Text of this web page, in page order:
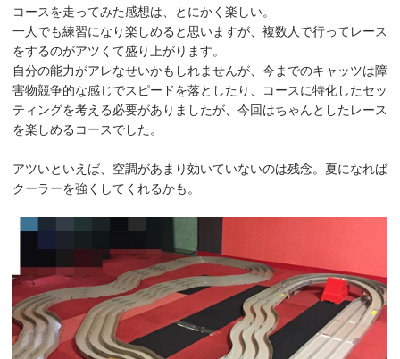
コースを走ってみた感想は、とにかく楽しい。
一人でも練習になり楽しめると思いますが、複数人で行ってレース
をするのがアツくて盛り上がります。
自分の能力がアレなせいかもしれませんが、今までのキャッツは障
害物競争的な感じでスピードを落としたり、コースに特化したセッ
ティングを考える必要がありましたが、今回はちゃんとしたレース
を楽しめるコースでした。
アツいといえば、空調があまり効いていないのは残念。夏になれば
クーラーを強くしてくれるかも。